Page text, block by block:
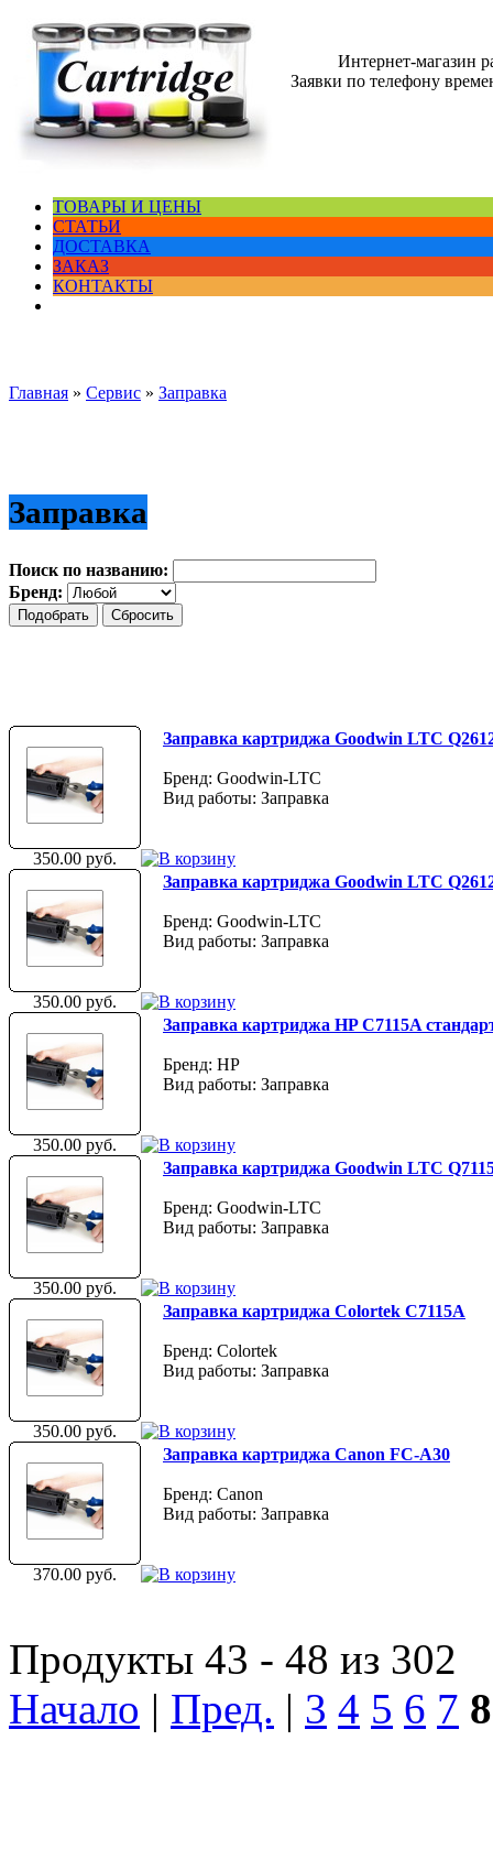
Интернет-магазин
Заявки по телефону
ТОВАРЫ И ЦЕНЫ
СТАТЬИ
ДОСТАВКА
ЗАКАЗ
КОНТАКТЫ
Главная » Сервис » Заправка
Заправка
Поиск по названию:
Бренд:
Заправка картриджа Goodwin LTC
Бренд: Goodwin-LTC
Вид работы: Заправка
350.00 руб.
Заправка картриджа Goodwin LTC
Бренд: Goodwin-LTC
Вид работы: Заправка
350.00 руб.
Заправка картриджа HP C7115A
Бренд: HP
Вид работы: Заправка
350.00 руб.
Заправка картриджа Goodwin LTC
Бренд: Goodwin-LTC
Вид работы: Заправка
350.00 руб.
Заправка картриджа Colortek C7115A
Бренд: Colortek
Вид работы: Заправка
350.00 руб.
Заправка картриджа Canon FC-A30
Бренд: Canon
Вид работы: Заправка
370.00 руб.
Продукты 43 - 48 из 302
Начало | Пред. | 3 4 5 6 7 8